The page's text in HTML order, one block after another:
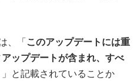
、「このアップデートには重
ップデートが含まれ、すべ
」と記載されていることか